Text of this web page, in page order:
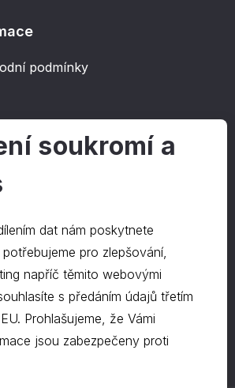
podmínky
údajůsoukromí a
dat nám poskytnete
pro zlepšování,
napříč těmito webovými
Prohlašujeme, že Vámi
jsou zabezpečeny proti